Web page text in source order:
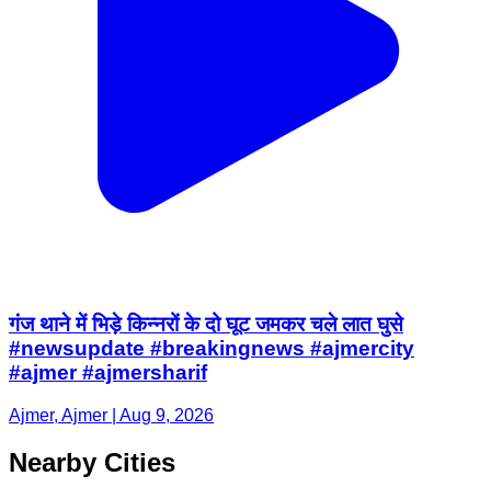
गंज थाने में भिड़े किन्नरों के दो घूट जमकर चले लात घुसे
#newsupdate #breakingnews #ajmercity
#ajmer #ajmersharif
Ajmer, Ajmer | Aug 9, 2026
Nearby Cities